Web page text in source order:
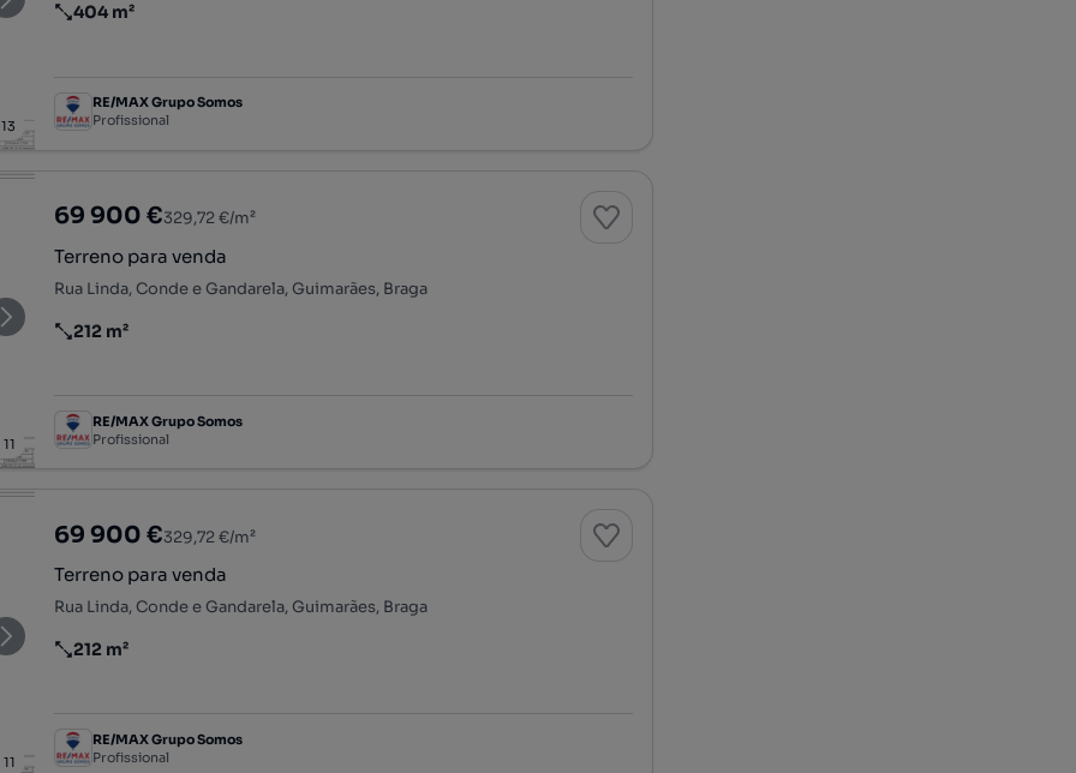
13
Preço por metro quadrado
404 m²
RE/MAX Grupo Somos
Profissional
11
69 900 €329,72 €/m²
Terreno para venda
Rua Linda, Conde e Gandarela, Guimarães, Braga
Preço por metro quadrado
212 m²
RE/MAX Grupo Somos
Profissional
11
69 900 €329,72 €/m²
Terreno para venda
Rua Linda, Conde e Gandarela, Guimarães, Braga
Preço por metro quadrado
212 m²
RE/MAX Grupo Somos
Profissional